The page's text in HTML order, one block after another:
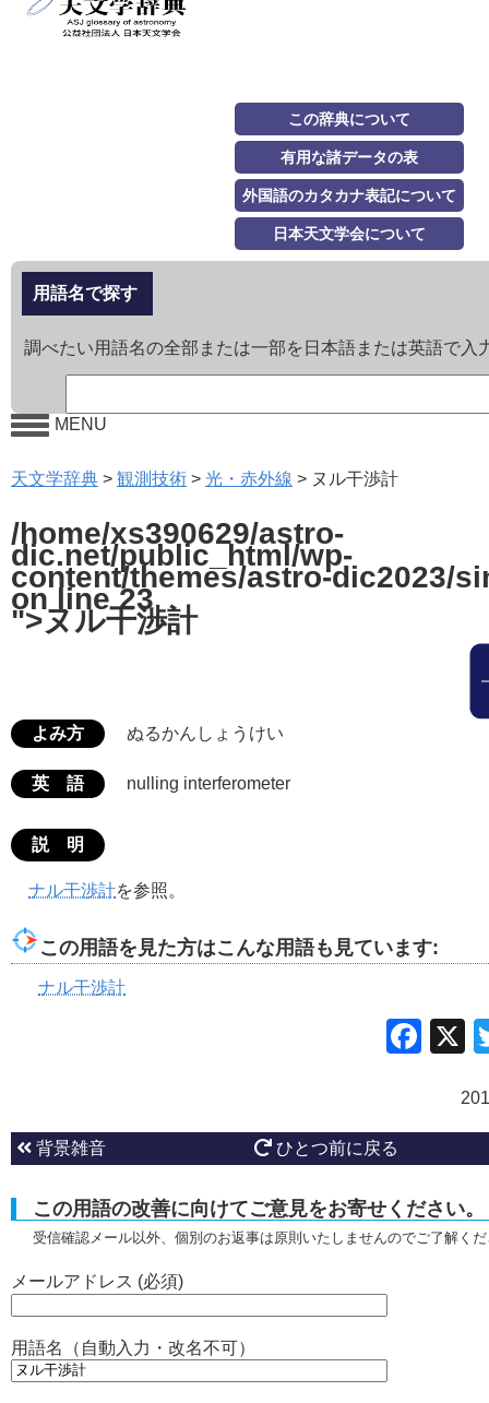
この辞典について
有用な諸データの表
外国語のカタカナ表記について
日本天文学会について
用語名で探す
調べたい用語名の全部または一部を日本語または英語で入
MENU
天文学辞典 > 観測技術 > 光・赤外線 > ヌル干渉計
/home/xs390629/astro-
dic.net/public_html/wp-
content/themes/astro-dic2023/
on line23
">ヌル干渉計
よみ方 ぬるかんしょうけい
英 語 nulling interferometer
説 明
ナル干渉計を参照。
この用語を見た方はこんな用語も見ています:
ナル干渉計
背景雑音 ひとつ前に戻る
この用語の改善に向けてご意見をお寄せください。
受信確認メール以外、個別のお返事は原則いたしませんのでご了解く
メールアドレス (必須)
用語名（自動入力・改名不可）